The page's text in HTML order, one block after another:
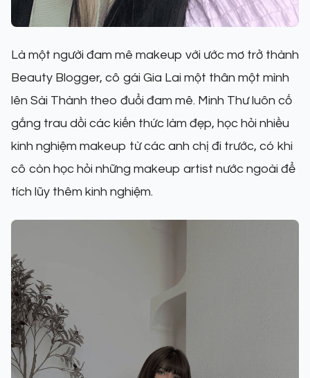
Là một người đam mê makeup với ước mơ trở thành
Beauty Blogger, cô gái Gia Lai một thân một mình
lên Sài Thành theo đuổi đam mê. Minh Thư luôn cố
gắng trau dồi các kiến thức làm đẹp, học hỏi nhiều
kinh nghiệm makeup từ các anh chị đi trước, có khi
cô còn học hỏi những makeup artist nước ngoài để
tích lũy thêm kinh nghiệm.